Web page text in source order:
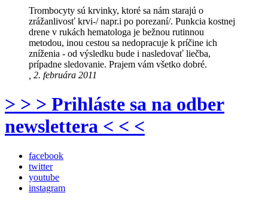
Trombocyty sú krvinky, ktoré sa nám starajú o
zrážanlivosť krvi-/ napr.i po porezaní/. Punkcia kostnej
drene v rukách hematologa je bežnou rutinnou
metodou, inou cestou sa nedopracuje k príčine ich
zníženia - od výsledku bude i nasledovať liečba,
prípadne sledovanie. Prajem vám všetko dobré.
, 2. februára 2011
> > > Prihláste sa na odber
newslettera < < <
facebook
twitter
youtube
instagram